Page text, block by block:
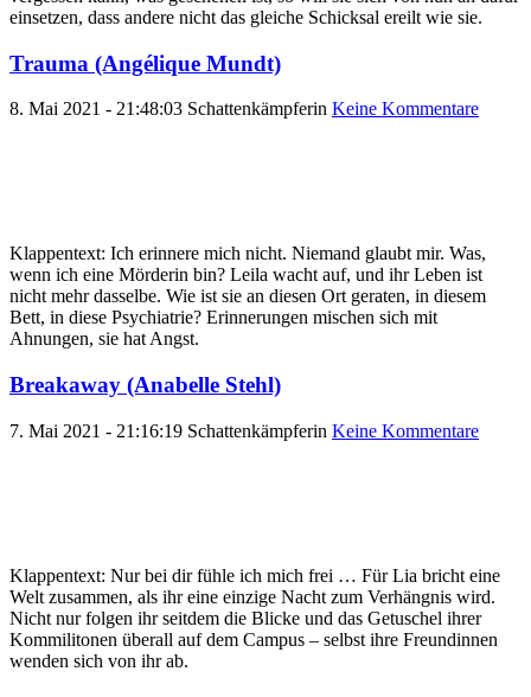
einsetzen, dass andere nicht das gleiche Schicksal ereilt wie sie.
Trauma (Angélique Mundt)
8. Mai 2021 - 21:48:03 Schattenkämpferin Keine Kommentare
Klappentext: Ich erinnere mich nicht. Niemand glaubt mir. Was,
wenn ich eine Mörderin bin? Leila wacht auf, und ihr Leben ist
nicht mehr dasselbe. Wie ist sie an diesen Ort geraten, in diesem
Bett, in diese Psychiatrie? Erinnerungen mischen sich mit
Ahnungen, sie hat Angst.
Breakaway (Anabelle Stehl)
7. Mai 2021 - 21:16:19 Schattenkämpferin Keine Kommentare
Klappentext: Nur bei dir fühle ich mich frei … Für Lia bricht eine
Welt zusammen, als ihr eine einzige Nacht zum Verhängnis wird.
Nicht nur folgen ihr seitdem die Blicke und das Getuschel ihrer
Kommilitonen überall auf dem Campus – selbst ihre Freundinnen
wenden sich von ihr ab.